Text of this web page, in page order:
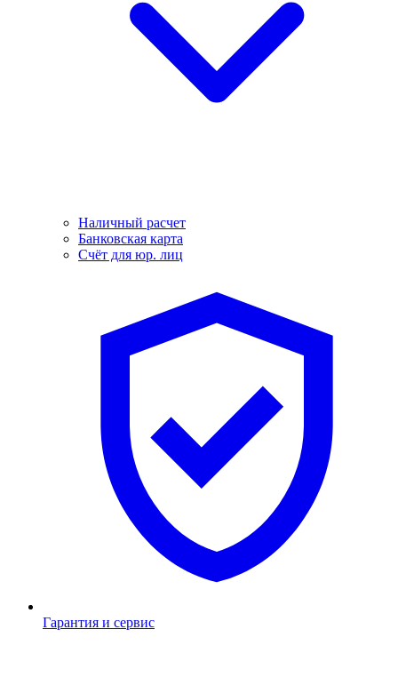
Наличный расчет
Банковская карта
Счёт для юр. лиц
Гарантия и сервис